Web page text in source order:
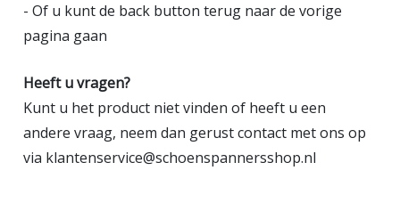
- Of u kunt de back button terug naar de vorige
pagina gaan
Heeft u vragen?
Kunt u het product niet vinden of heeft u een
andere vraag, neem dan gerust contact met ons op
via klantenservice@schoenspannersshop.nl